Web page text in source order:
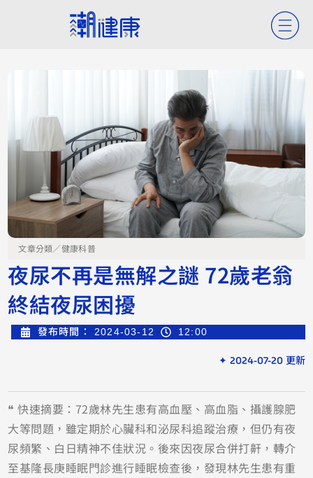
文章分類／健康科普
夜尿不再是無解之謎 72歲老翁
終結夜尿困擾
發布時間： 2024-03-12 12:00
✦ 2024-07-20 更新
❝ 快速摘要：72歲林先生患有高血壓、高血脂、攝護腺肥
大等問題，雖定期於心臟科和泌尿科追蹤治療，但仍有夜
尿頻繁、白日精神不佳狀況。後來因夜尿合併打鼾，轉介
至基隆長庚睡眠門診進行睡眠檢查後，發現林先生患有重